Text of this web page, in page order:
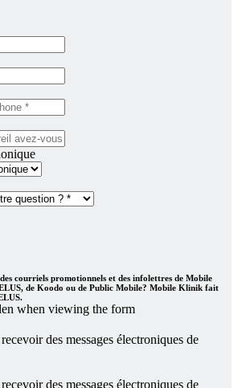
courriels promotionnels et des infolettres de Mobile
de Koodo ou de Public Mobile? Mobile Klinik fait
when viewing the form
des messages électroniques de
des messages électroniques de